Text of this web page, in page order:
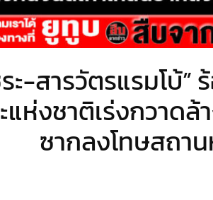
ะ-สารวัตรแรมโบ้”
แห่งชาติเร่งกวาด
ซากลงโทษสถ